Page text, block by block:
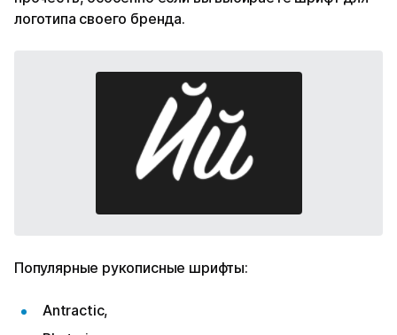
логотипа своего бренда.
Популярные рукописные шрифты:
Antractic,